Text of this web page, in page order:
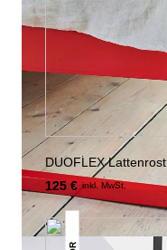
DUOFLEX Lattenrost
125 € inkl. MwSt.